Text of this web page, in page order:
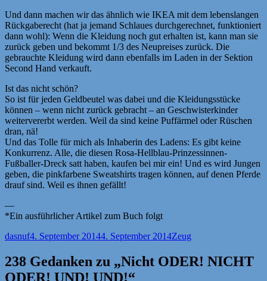
Und dann machen wir das ähnlich wie IKEA mit dem lebenslangen
Rückgaberecht (hat ja jemand Schlaues durchgerechnet, funktioniert
dann wohl): Wenn die Kleidung noch gut erhalten ist, kann man sie
zurück geben und bekommt 1/3 des Neupreises zurück. Die
gebrauchte Kleidung wird dann ebenfalls im Laden in der Sektion
Second Hand verkauft.
Ist das nicht schön?
So ist für jeden Geldbeutel was dabei und die Kleidungsstücke
können – wenn nicht zurück gebracht – an Geschwisterkinder
weitervererbt werden. Weil da sind keine Puffärmel oder Rüschen
dran, nä!
Und das Tolle für mich als Inhaberin des Ladens: Es gibt keine
Konkurrenz. Alle, die diesen Rosa-Hellblau-Prinzessinnen-
Fußballer-Dreck satt haben, kaufen bei mir ein! Und es wird Jungen
geben, die pinkfarbene Sweatshirts tragen können, auf denen Pferde
drauf sind. Weil es ihnen gefällt!
—
*Ein ausführlicher Artikel zum Buch folgt
Autor
dasnufVeröffentlicht
4. September 20144. September 2014Kategorien
Zeug
238 Gedanken zu „Nicht ODER! NICHT
ODER! UND! UND!“